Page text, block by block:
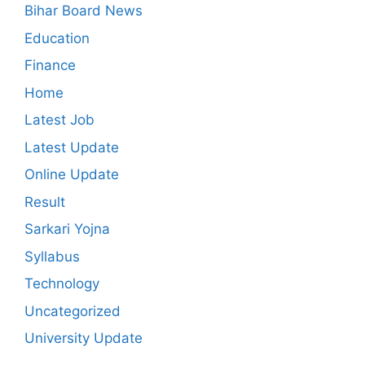
Bihar Board News
Education
Finance
Home
Latest Job
Latest Update
Online Update
Result
Sarkari Yojna
Syllabus
Technology
Uncategorized
University Update